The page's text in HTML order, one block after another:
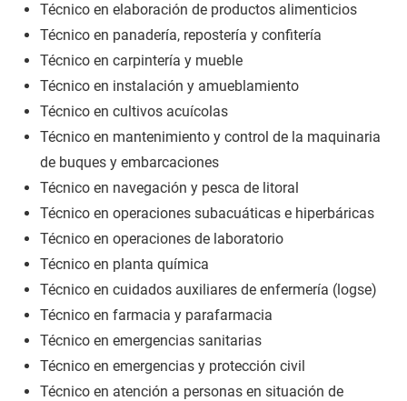
Técnico en elaboración de productos alimenticios
Técnico en panadería, repostería y confitería
Técnico en carpintería y mueble
Técnico en instalación y amueblamiento
Técnico en cultivos acuícolas
Técnico en mantenimiento y control de la maquinaria
de buques y embarcaciones
Técnico en navegación y pesca de litoral
Técnico en operaciones subacuáticas e hiperbáricas
Técnico en operaciones de laboratorio
Técnico en planta química
Técnico en cuidados auxiliares de enfermería (logse)
Técnico en farmacia y parafarmacia
Técnico en emergencias sanitarias
Técnico en emergencias y protección civil
Técnico en atención a personas en situación de